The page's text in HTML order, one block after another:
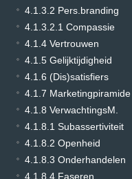
4.1.3.2 Pers.branding
4.1.3.2.1 Compassie
4.1.4 Vertrouwen
4.1.5 Gelijktijdigheid
4.1.6 (Dis)satisfiers
4.1.7 Marketingpiramide
4.1.8 VerwachtingsM.
4.1.8.1 Subassertiviteit
4.1.8.2 Openheid
4.1.8.3 Onderhandelen
4.1.8.4 Faseren